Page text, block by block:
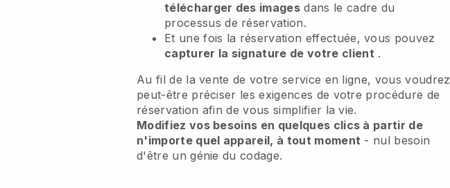
télécharger des images dans le cadre du
processus de réservation.
Et une fois la réservation effectuée, vous pouvez
capturer la signature de votre client .
Au fil de la vente de votre service en ligne, vous voudrez
peut-être préciser les exigences de votre procédure de
réservation afin de vous simplifier la vie.
Modifiez vos besoins en quelques clics à partir de
n'importe quel appareil, à tout moment - nul besoin
d'être un génie du codage.